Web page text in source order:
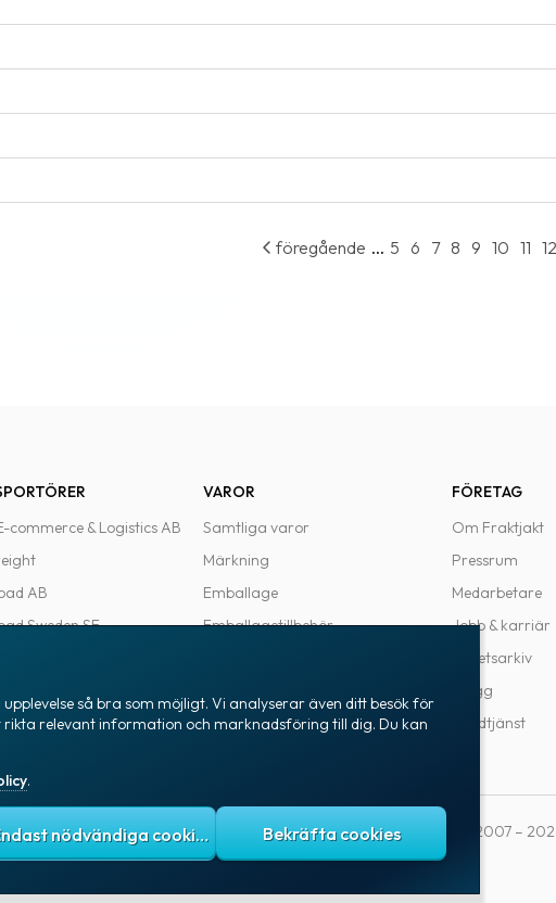
föregående ... 5 6 7 8 9 10 11 12
commerce & Logistics AB
AB
Sweden SE
Sverige AB
VAROR
Samtliga varor
Märkning
Emballage
Emballagetillbehör
FÖRETAG
Om Fraktjakt
Pressrum
Medarbetare
Jobb & karriär
Nyhetsarkiv
Blogg
Kundtjänst
villkor Cookies Copyright © 2007 –
så bra som möjligt. Vi analyserar även ditt besök för
relevant information och marknadsföring till dig. Du kan
.
Endast nödvändiga cookies